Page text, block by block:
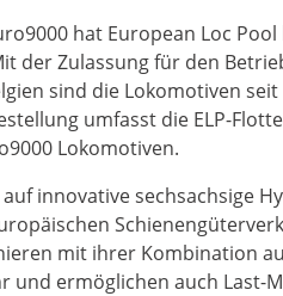
hat European Loc
der Zulassung für den
sind die Lokomotiven
umfasst die ELP-
Lokomotiven.
innovative sechsachsige
mit ihrer Kombination
und ermöglichen auch Last-